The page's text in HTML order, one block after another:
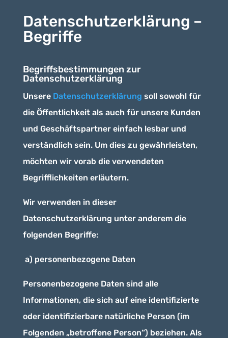
Datenschutzerklärung –
Begriffe
Begriffsbestimmungen zur
Datenschutzerklärung
Unsere Datenschutzerklärung soll sowohl für
die Öffentlichkeit als auch für unsere Kunden
und Geschäftspartner einfach lesbar und
verständlich sein. Um dies zu gewährleisten,
möchten wir vorab die verwendeten
Begrifflichkeiten erläutern.
Wir verwenden in dieser
Datenschutzerklärung unter anderem die
folgenden Begriffe:
a) personenbezogene Daten
Personenbezogene Daten sind alle
Informationen, die sich auf eine identifizierte
oder identifizierbare natürliche Person (im
Folgenden „betroffene Person“) beziehen. Als